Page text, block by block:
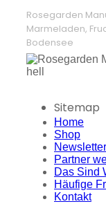
Rosegarden
Marmeladen,
Bodensee
Sitemap
Home
Shop
Newsletter
Partner
Das Sind
Häufige
Kontakt